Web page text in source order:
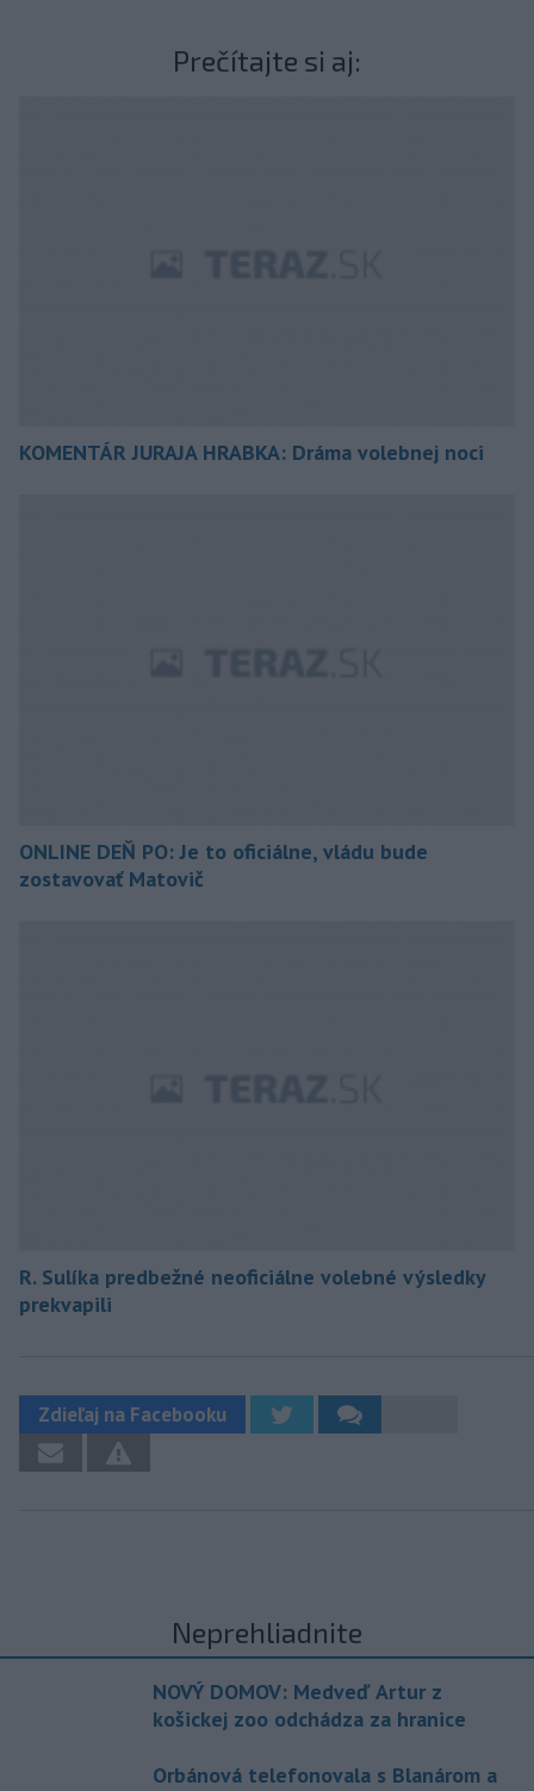
Prečítajte si aj:
KOMENTÁR JURAJA HRABKA: Dráma volebnej noci
ONLINE DEŇ PO: Je to oficiálne, vládu bude
zostavovať Matovič
R. Sulíka predbežné neoficiálne volebné výsledky
prekvapili
Zdieľaj na Facebooku
Neprehliadnite
NOVÝ DOMOV: Medveď Artur z
košickej zoo odchádza za hranice
Orbánová telefonovala s Blanárom a